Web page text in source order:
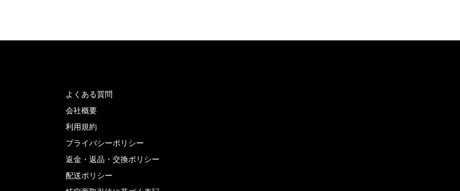
よくある質問
会社概要
利用規約
プライバシーポリシー
返金・返品・交換ポリシー
配送ポリシー